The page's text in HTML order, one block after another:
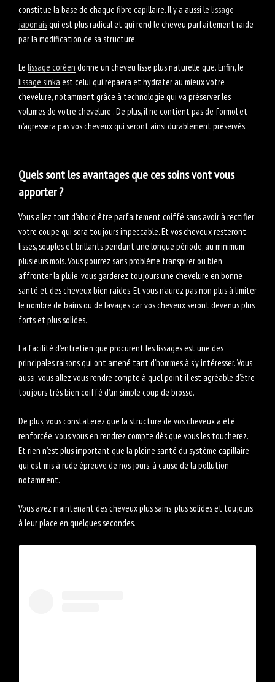
constitue la base de chaque fibre capillaire. Il y a aussi le lissage
japonaisqui est plus radical et qui rend le cheveu parfaitement raide
par la modification de sa structure.
Le lissage coréen donne un cheveu lisse plus naturelle que. Enfin, le
lissage sinka est celui qui repaera et hydrater au mieux votre
chevelure, notamment grâce à technologie qui va préserver les
volumes de votre chevelure . De plus, il ne contient pas de formol et
n’agressera pas vos cheveux qui seront ainsi durablement préservés.
Quels sont les avantages que ces soins vont vous
apporter ?
Vous allez tout d’abord être parfaitement coiffé sans avoir à rectifier
votre coupe qui sera toujours impeccable. Et vos cheveux resteront
lisses, souples et brillants pendant une longue période, au minimum
plusieurs mois. Vous pourrez sans problème transpirer ou bien
affronter la pluie, vous garderez toujours une chevelure en bonne
santé et des cheveux bien raides. Et vous n’aurez pas non plus à limiter
le nombre de bains ou de lavages car vos cheveux seront devenus plus
forts et plus solides.
La facilité d’entretien que procurent les lissages est une des
principales raisons qui ont amené tant d’hommes à s’y intéresser. Vous
aussi, vous allez vous rendre compte à quel point il est agréable d’être
toujours très bien coiffé d’un simple coup de brosse.
De plus, vous constaterez que la structure de vos cheveux a été
renforcée, vous vous en rendrez compte dès que vous les toucherez.
Et rien n’est plus important que la pleine santé du système capillaire
qui est mis à rude épreuve de nos jours, à cause de la pollution
notamment.
Vous avez maintenant des cheveux plus sains, plus solides et toujours
à leur place en quelques secondes.